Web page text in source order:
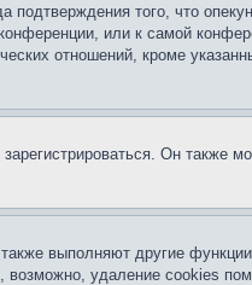
подтверждения того, что
или к самой
отношений, кроме
Он также
выполняют другие
возможно, удаление cookies